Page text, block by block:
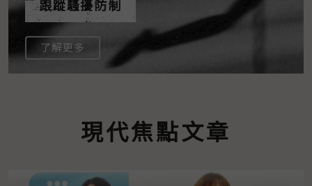
跟蹤騷擾防制
了解更多
現代焦點文章